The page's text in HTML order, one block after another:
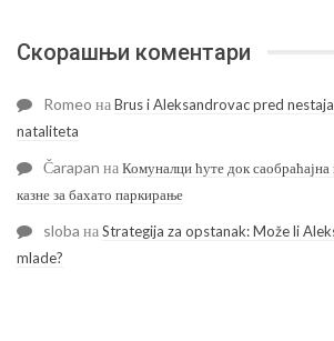
Скорашњи коментари
Romeo наBrus i Aleksandrovac pred
nataliteta
Čarapan наКомуналци ћуте док
казне за бахато паркирање
sloba наStrategija za opstanak: Može li
mlade?